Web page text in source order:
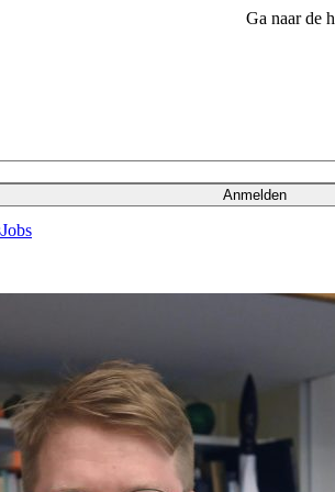
Ga naar de
Anmelden
Jobs